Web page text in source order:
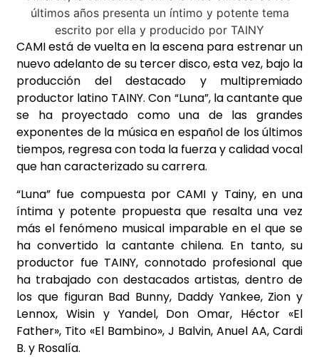
CAMI está de vuelta en la escena para estrenar un
nuevo adelanto de su tercer disco, esta vez, bajo la
producción del destacado y multipremiado
productor latino TAINY. Con “Luna”, la cantante que
se ha proyectado como una de las grandes
exponentes de la música en español de los últimos
tiempos, regresa con toda la fuerza y calidad vocal
que han caracterizado su carrera.
“Luna” fue compuesta por CAMI y Tainy, en una
íntima y potente propuesta que resalta una vez
más el fenómeno musical imparable en el que se
ha convertido la cantante chilena. En tanto, su
productor fue TAINY, connotado profesional que
ha trabajado con destacados artistas, dentro de
los que figuran Bad Bunny, Daddy Yankee, Zion y
Lennox, Wisin y Yandel, Don Omar, Héctor «El
Father», Tito «El Bambino», J Balvin, Anuel AA, Cardi
B. y Rosalía.